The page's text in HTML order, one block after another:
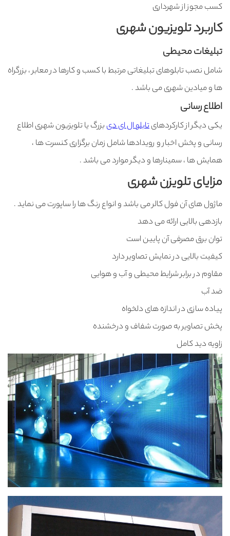
کسب مجوز از شهرداری
کاربرد تلویزیون شهری
تبلیغات محیطی
شامل نصب تابلوهای تبلیغاتی مرتبط با کسب و کارها در معابر ، بزرگراه
ها و میادین شهری می باشد .
اطلاع رسانی
یکی دیگر از کارکردهایتابلو ال ای دیبزرگ یا تلویزیون شهری اطلاع
رسانی و پخش اخبار و رویدادها شامل زمان برگزاری کنسرت ها ،
همایش ها ، سمینارها و دیگر موارد می باشد .
مزایای تلویزن شهری
ماژول های آن فول کالر می باشد و انواع رنگ ها را ساپورت می نماید .
بازدهی بالایی ارائه می دهد
توان برق مصرفی آن پایین است
کیفیت بالایی در نمایش تصاویر دارد
مقاوم در برابر شرایط محیطی و آب و هوایی
ضد آب
پیاده سازی در اندازه های دلخواه
پخش تصاویر به صورت شفاف و درخشنده
زاویه دید کامل